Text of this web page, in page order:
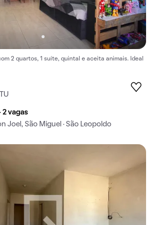
2 quartos, 1 suíte, quintal e aceita animais. Ideal
2 vagas
Joel, São Miguel · São Leopoldo